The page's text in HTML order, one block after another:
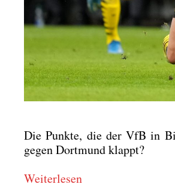
Die Punk­te, die der VfB in
gegen Dort­mund klappt?
Wei­ter­le­sen